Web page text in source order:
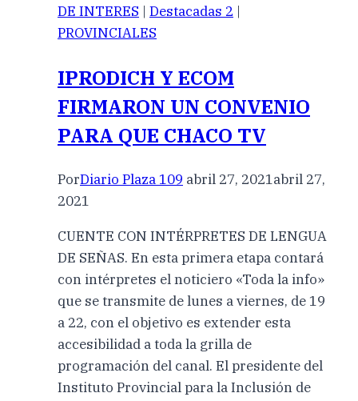
DE INTERES | Destacadas 2 |
PROVINCIALES
IPRODICH Y ECOM
FIRMARON UN CONVENIO
PARA QUE CHACO TV
PorDiario Plaza 109 abril 27, 2021abril 27,
2021
CUENTE CON INTÉRPRETES DE LENGUA
DE SEÑAS. En esta primera etapa contará
con intérpretes el noticiero «Toda la info»
que se transmite de lunes a viernes, de 19
a 22, con el objetivo es extender esta
accesibilidad a toda la grilla de
programación del canal. El presidente del
Instituto Provincial para la Inclusión de